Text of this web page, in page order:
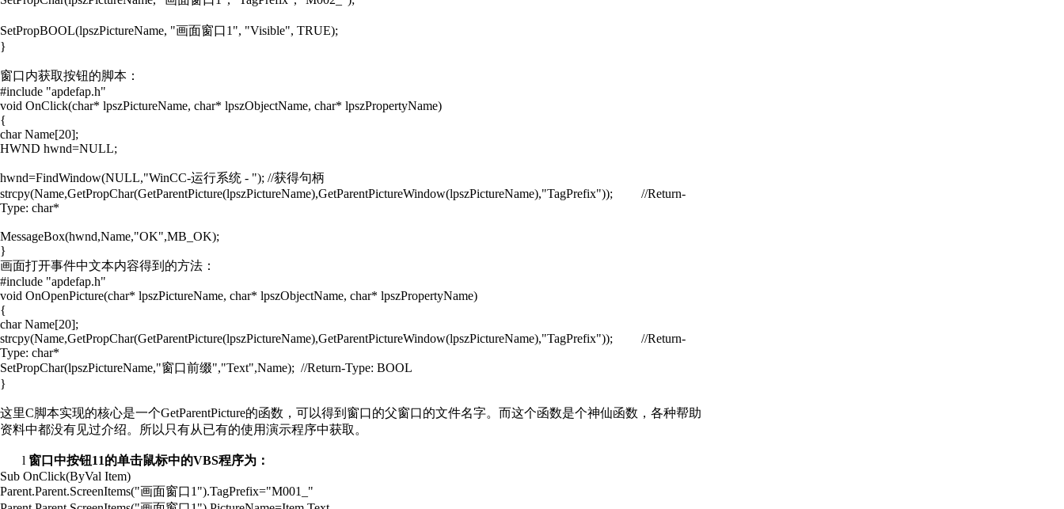
SetPropBOOL(lpszPictureName, "画面窗口1", "Visible", TRUE);
}
窗口内获取按钮的脚本：
#include "apdefap.h"
void OnClick(char* lpszPictureName, char* lpszObjectName, char* lpszPropertyName)
{
char Name[20];
HWND hwnd=NULL;
hwnd=FindWindow(NULL,"WinCC-运行系统 - "); //获得句柄
strcpy(Name,GetPropChar(GetParentPicture(lpszPictureName),GetParentPictureWindow(lpszPictureName),"TagPrefix"));
//Return-
Type: char*
MessageBox(hwnd,Name,"OK",MB_OK);
}
画面打开事件中文本内容得到的方法：
#include "apdefap.h"
void OnOpenPicture(char* lpszPictureName, char* lpszObjectName, char* lpszPropertyName)
{
char Name[20];
strcpy(Name,GetPropChar(GetParentPicture(lpszPictureName),GetParentPictureWindow(lpszPictureName),"TagPrefix"));
//Return-
Type: char*
SetPropChar(lpszPictureName,"窗口前缀","Text",Name); //Return-Type: BOOL
}
这里C脚本实现的核心是一个GetParentPicture的函数，可以得到窗口的父窗口的文件名字。而这个函数是个神仙函数，各种帮助
资料中都没有见过介绍。所以只有从已有的使用演示程序中获取。
l 窗口中按钮11的单击鼠标中的VBS程序为：
Sub OnClick(ByVal Item)
Parent.Parent.ScreenItems("画面窗口1").TagPrefix="M001_"